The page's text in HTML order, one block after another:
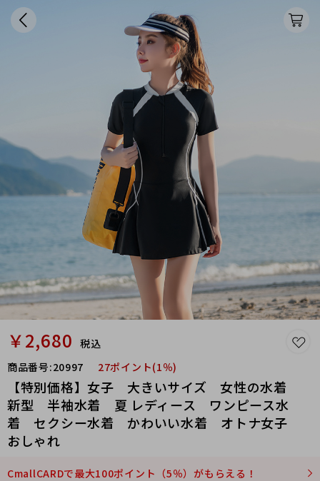
￥2,680 税込
商品番号:20997 27ポイント(1％)
【特別価格】女子 大きいサイズ 女性の水着
新型 半袖水着 夏 レディース ワンピース水
着 セクシー水着 かわいい水着 オトナ女子
おしゃれ
CmallCARDで最大100ポイント（5％）がもらえる！